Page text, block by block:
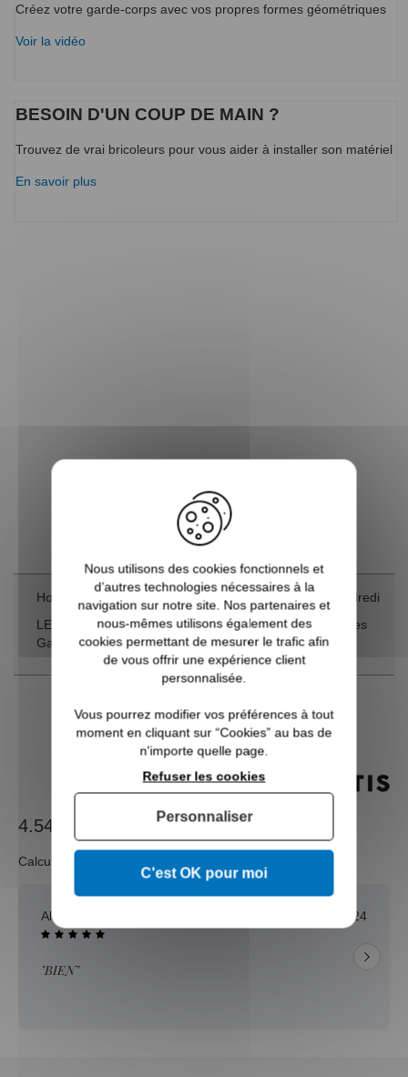
Créez votre garde-corps avec vos propres formes géométriques
Voir la vidéo
BESOIN D'UN COUP DE MAIN ?
Trouvez de vrai bricoleurs pour vous aider à installer son matériel
En savoir plus
Horaires : 9h30-12h30 / 14h30-18h00, du lundi au vendredi
LE SHOWROOM INOXDESIGN © FRANCE 19 Route des
Gardes 92190 Meudon - Tél: 01 76 34 05 67
4.54 / 5
Calculé à partir de 313 avis.
Alexis T. 31/12/2024
"BIEN"
Nous utilisons des cookies fonctionnels et
d’autres technologies nécessaires à la
navigation sur notre site. Nos partenaires et
nous-mêmes utilisons également des
cookies permettant de mesurer le trafic afin
de vous offrir une expérience client
personnalisée.
Vous pourrez modifier vos préférences à tout
moment en cliquant sur “Cookies” au bas de
n'importe quelle page.
C'est OK pour moi
Refuser les cookies
Personnaliser